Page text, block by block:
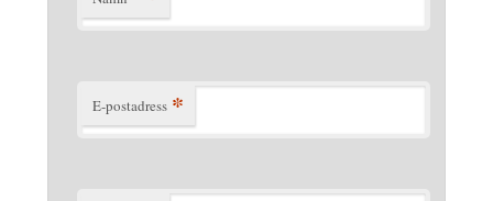
E-postadress *